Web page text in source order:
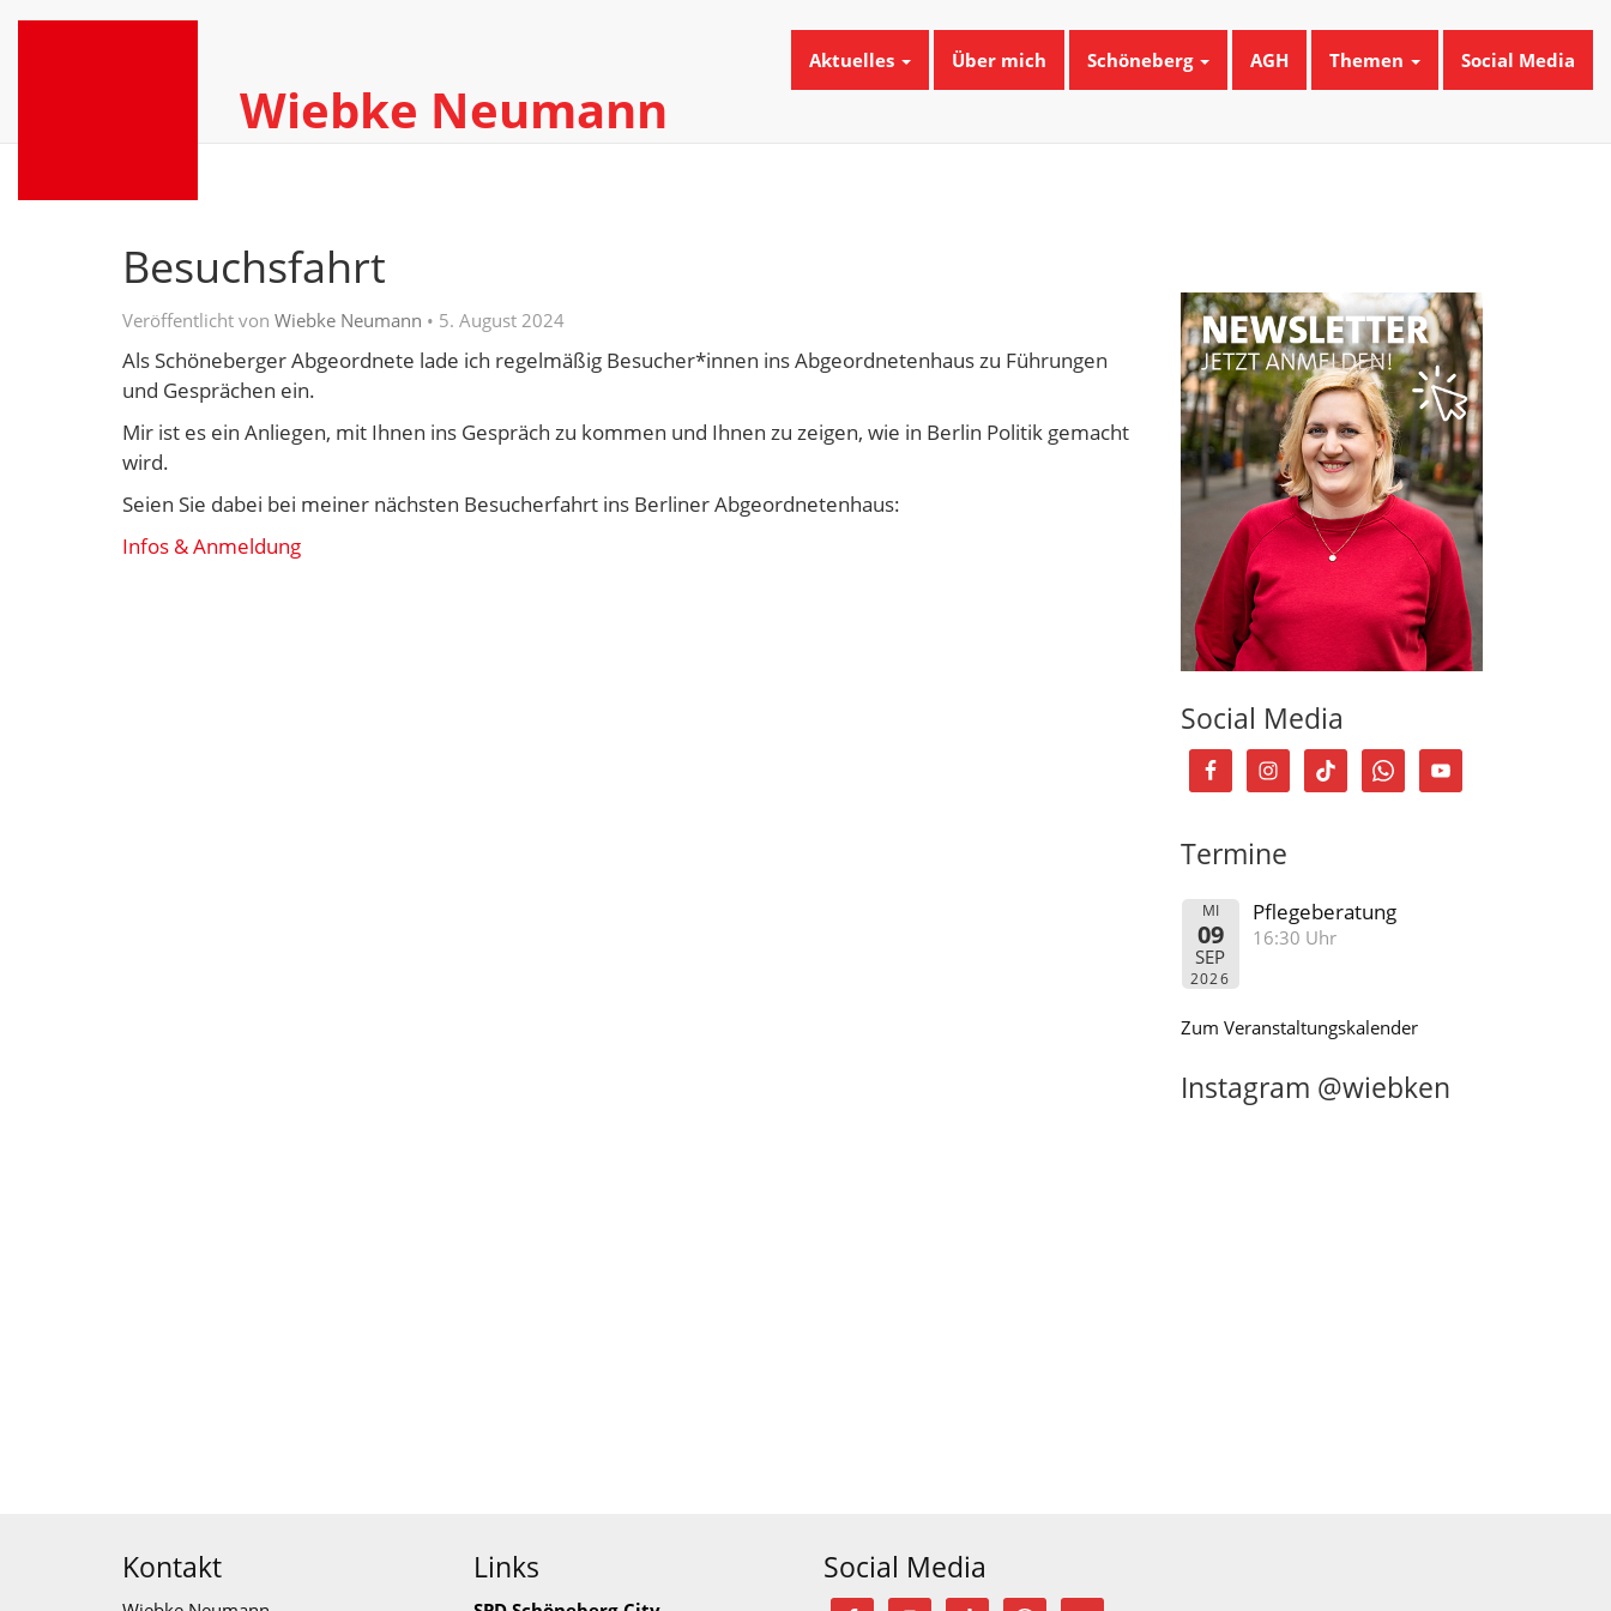
Wiebke Neumann
Aktuelles Über mich Schöneberg AGH Themen Social Media
Besuchsfahrt
Veröffentlicht von Wiebke Neumann • 5. August 2024
Als Schöneberger Abgeordnete lade ich regelmäßig Besucher*innen ins Abgeordnetenhaus zu Führungen
und Gesprächen ein.
Mir ist es ein Anliegen, mit Ihnen ins Gespräch zu kommen und Ihnen zu zeigen, wie in Berlin Politik gemacht
wird.
Seien Sie dabei bei meiner nächsten Besucherfahrt ins Berliner Abgeordnetenhaus:
Infos & Anmeldung
Social Media
Termine
MI
09
SEP
2026
Pflegeberatung
16:30 Uhr
Zum Veranstaltungskalender
Instagram @wiebken
Kontakt Links Social Media